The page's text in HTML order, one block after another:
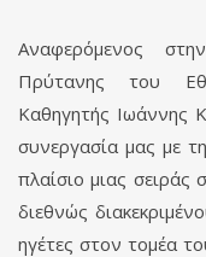
Αναφερόμενος
Πρύτανης του
Καθηγητής Ιωάννης
συνεργασία μας με
πλαίσιο μιας
διεθνώς
ηγέτες στον τομέα